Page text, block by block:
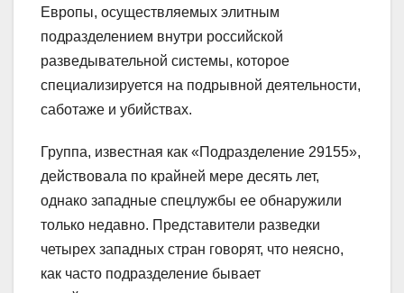
Европы, осуществляемых элитным
подразделением внутри российской
разведывательной системы, которое
специализируется на подрывной деятельности,
саботаже и убийствах.
Группа, известная как «Подразделение 29155»,
действовала по крайней мере десять лет,
однако западные спецлужбы ее обнаружили
только недавно. Представители разведки
четырех западных стран говорят, что неясно,
как часто подразделение бывает